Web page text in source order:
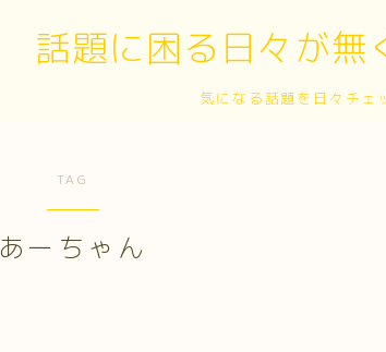
話題に困る日々が無
気になる話題を日々チェ
TAG
あーちゃん